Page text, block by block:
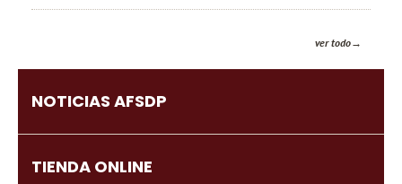
ver todo
NOTICIAS AFSDP
TIENDA ONLINE